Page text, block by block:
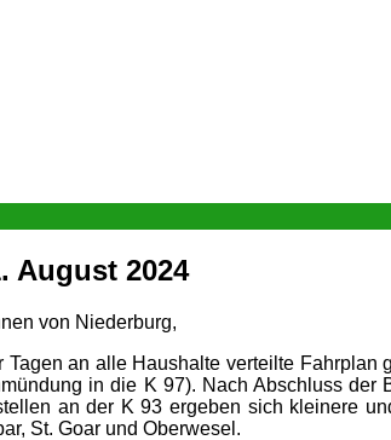
August 2024
von Niederburg,
Tagen an alle Haushalte verteilte
in die K 97). Nach Abschluss
an der K 93 ergeben sich kleinere
St. Goar und Oberwesel.